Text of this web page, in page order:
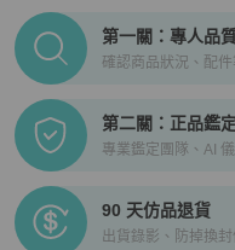
PopChill拍拍圈正品驗證
第一關：專人品
確認商品狀況、配
第二關：正品鑑
專業鑑定團隊、AI
90 天仿品退貨
出貨錄影、防掉換